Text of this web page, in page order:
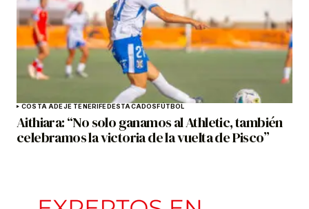
COSTA ADEJE TENERIFEDESTACADOSFÚTBOL
Aithiara: “No solo ganamos al Athletic, también
celebramos la victoria de la vuelta de Pisco”